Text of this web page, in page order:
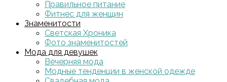
Правильное питание
Фитнес для женщин
Знаменитости
Светская Хроника
Фото знаменитостей
Мода для девушек
Вечерняя мода
Модные тенденции в женской одежде